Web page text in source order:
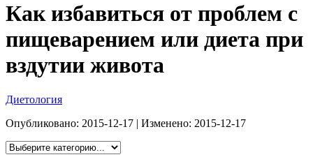
Как избавиться от проблем с
пищеварением или диета при
вздутии живота
Диетология
Опубликовано: 2015-12-17 | Изменено: 2015-12-17